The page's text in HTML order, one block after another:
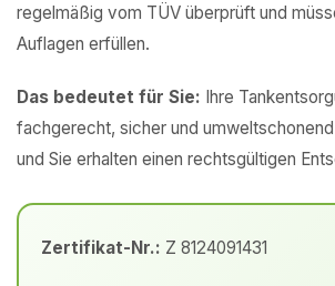
regelmäßig vom TÜV überprüft und
Auflagen erfüllen.
Das bedeutet für Sie: Ihre
fachgerecht, sicher und
und Sie erhalten einen rechtsgültigen
Zertifikat-Nr.: Z 8124091431